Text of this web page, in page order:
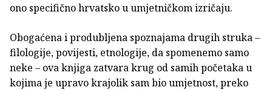
ono specifično hrvatsko u umjetničkom izričaju.
Obogaćena i produbljena spoznajama drugih struka –
filologije, povijesti, etnologije, da spomenemo samo
neke – ova knjiga zatvara krug od samih početaka u
kojima je upravo krajolik sam bio umjetnost, preko